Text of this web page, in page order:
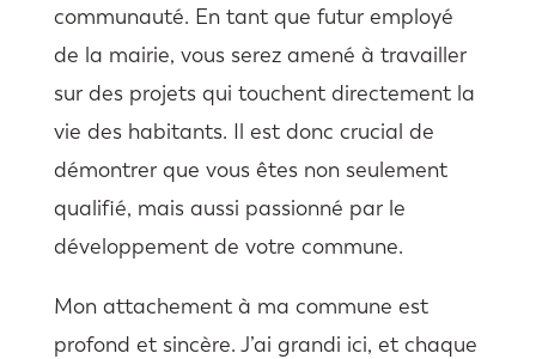
communauté. En tant que futur employé
de la mairie, vous serez amené à travailler
sur des projets qui touchent directement la
vie des habitants. Il est donc crucial de
démontrer que vous êtes non seulement
qualifié, mais aussi passionné par le
développement de votre commune.
Mon attachement à ma commune est
profond et sincère. J’ai grandi ici, et chaque